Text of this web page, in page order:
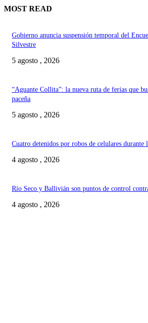
MOST READ
Gobierno anuncia suspensión temporal del
Silvestre
5 agosto , 2026
“Aguante Collita”: la nueva ruta de ferias que
paceña
5 agosto , 2026
Cuatro detenidos por robos de celulares durante
4 agosto , 2026
Río Seco y Ballivián son puntos de control
4 agosto , 2026